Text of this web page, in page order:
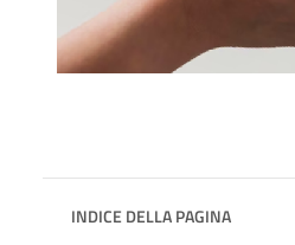
INDICE DELLA PAGINA